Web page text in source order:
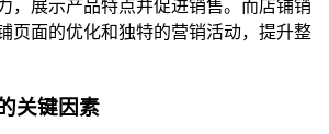
，展示产品特点并促进销售。而店铺销
页面的优化和独特的营销活动，提升整
关键因素